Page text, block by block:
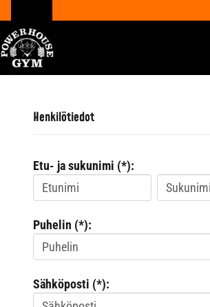
Henkilötiedot
Etu- ja sukunimi (*):
Puhelin (*):
Sähköposti (*):